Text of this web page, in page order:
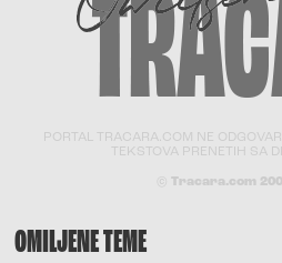
PORTAL TRACARA.COM NE
TEKSTOVA PRENETIH SA
© Tracara.com
OMILJENE TEME